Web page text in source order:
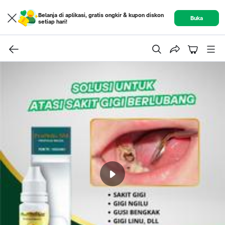
Belanja di aplikasi, gratis ongkir & kupon diskon
setiap hari!
Buka